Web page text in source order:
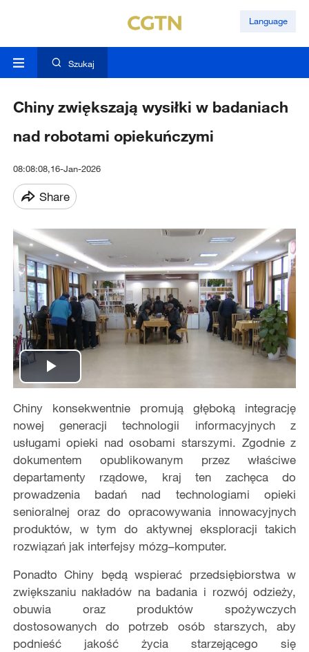
Language
Szukaj
Chiny zwiększają wysiłki w badaniach
nad robotami opiekuńczymi
08:08:08,16-Jan-2026
Share
Play
Video
Chiny konsekwentnie promują głęboką integrację
nowej generacji technologii informacyjnych z
usługami opieki nad osobami starszymi. Zgodnie z
dokumentem opublikowanym przez właściwe
departamenty rządowe, kraj ten zachęca do
prowadzenia badań nad technologiami opieki
senioralnej oraz do opracowywania innowacyjnych
produktów, w tym do aktywnej eksploracji takich
rozwiązań jak interfejsy mózg–komputer.
Ponadto Chiny będą wspierać przedsiębiorstwa w
zwiększaniu nakładów na badania i rozwój odzieży,
obuwia oraz produktów spożywczych
dostosowanych do potrzeb osób starszych, aby
podnieść jakość życia starzejącego się